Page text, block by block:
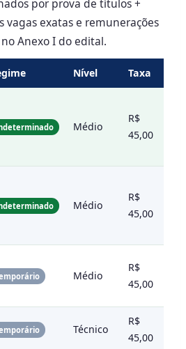
por prova de títulos +
vagas exatas e remunerações
Anexo I do edital.
Nível Taxa
Médio
R$
45,00
Médio
R$
45,00
Médio
R$
45,00
Técnico
R$
45,00